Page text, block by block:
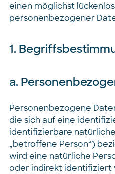
einen möglichst
personenbezogener
1.
a.
Personenbezogene
die sich auf eine
identifizierbare
„betroffene Person“)
wird eine natürliche
oder indirekt identifiziert